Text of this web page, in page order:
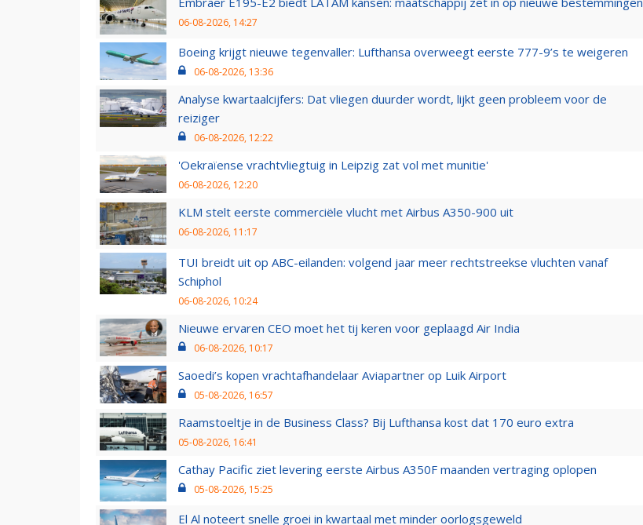
06-08-2026, 14:27
Boeing krijgt nieuwe tegenvaller: Lufthansa overweegt eerste 777-9’s te weigeren
06-08-2026, 13:36
Analyse kwartaalcijfers: Dat vliegen duurder wordt, lijkt geen probleem voor de
reiziger
06-08-2026, 12:22
'Oekraïense vrachtvliegtuig in Leipzig zat vol met munitie'
06-08-2026, 12:20
KLM stelt eerste commerciële vlucht met Airbus A350-900 uit
06-08-2026, 11:17
TUI breidt uit op ABC-eilanden: volgend jaar meer rechtstreekse vluchten vanaf
Schiphol
06-08-2026, 10:24
Nieuwe ervaren CEO moet het tij keren voor geplaagd Air India
06-08-2026, 10:17
Saoedi’s kopen vrachtafhandelaar Aviapartner op Luik Airport
05-08-2026, 16:57
Raamstoeltje in de Business Class? Bij Lufthansa kost dat 170 euro extra
05-08-2026, 16:41
Cathay Pacific ziet levering eerste Airbus A350F maanden vertraging oplopen
05-08-2026, 15:25
El Al noteert snelle groei in kwartaal met minder oorlogsgeweld